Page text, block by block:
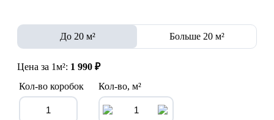
До 20 м² Больше 20 м²
Цена за 1м²: 1 990 ₽
Кол-во коробок
Кол-во, м²